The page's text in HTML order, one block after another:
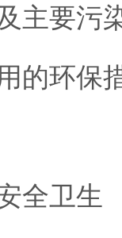
主要污
的环保
全卫生